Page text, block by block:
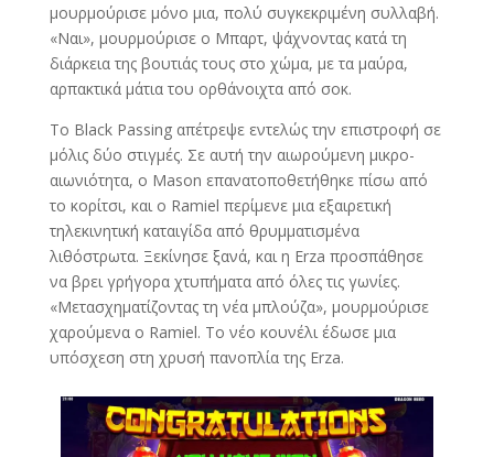
μουρμούρισε μόνο μια, πολύ συγκεκριμένη συλλαβή.
«Ναι», μουρμούρισε ο Μπαρτ, ψάχνοντας κατά τη
διάρκεια της βουτιάς τους στο χώμα, με τα μαύρα,
αρπακτικά μάτια του ορθάνοιχτα από σοκ.
Το Black Passing απέτρεψε εντελώς την επιστροφή σε
μόλις δύο στιγμές. Σε αυτή την αιωρούμενη μικρο-
αιωνιότητα, ο Mason επανατοποθετήθηκε πίσω από
το κορίτσι, και ο Ramiel περίμενε μια εξαιρετική
τηλεκινητική καταιγίδα από θρυμματισμένα
λιθόστρωτα. Ξεκίνησε ξανά, και η Erza προσπάθησε
να βρει γρήγορα χτυπήματα από όλες τις γωνίες.
«Μετασχηματίζοντας τη νέα μπλούζα», μουρμούρισε
χαρούμενα ο Ramiel. Το νέο κουνέλι έδωσε μια
υπόσχεση στη χρυσή πανοπλία της Erza.